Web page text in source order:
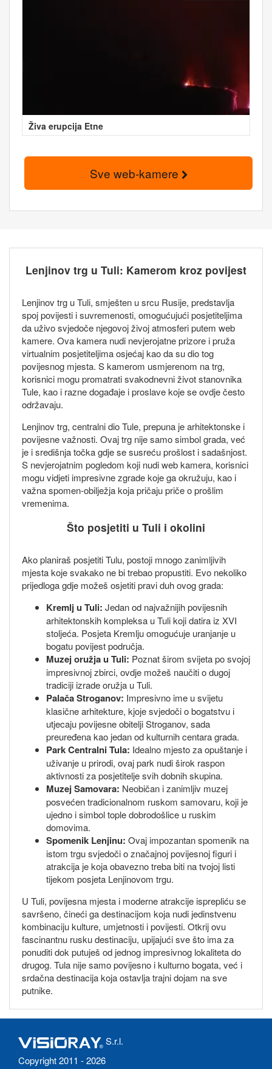
Živa erupcija Etne
Sve web-kamere
Lenjinov trg u Tuli: Kamerom kroz povijest
Lenjinov trg u Tuli, smješten u srcu Rusije, predstavlja
spoj povijesti i suvremenosti, omogućujući posjetiteljima
da uživo svjedoče njegovoj živoj atmosferi putem web
kamere. Ova kamera nudi nevjerojatne prizore i pruža
virtualnim posjetiteljima osjećaj kao da su dio tog
povijesnog mjesta. S kamerom usmjerenom na trg,
korisnici mogu promatrati svakodnevni život stanovnika
Tule, kao i razne događaje i proslave koje se ovdje često
održavaju.
Lenjinov trg, centralni dio Tule, prepuna je arhitektonske i
povijesne važnosti. Ovaj trg nije samo simbol grada, već
je i središnja točka gdje se susreću prošlost i sadašnjost.
S nevjerojatnim pogledom koji nudi web kamera, korisnici
mogu vidjeti impresivne zgrade koje ga okružuju, kao i
važna spomen-obilježja koja pričaju priče o prošlim
vremenima.
Što posjetiti u Tuli i okolini
Ako planiraš posjetiti Tulu, postoji mnogo zanimljivih
mjesta koje svakako ne bi trebao propustiti. Evo nekoliko
prijedloga gdje možeš osjetiti pravi duh ovog grada:
Kremlj u Tuli: Jedan od najvažnijih povijesnih
arhitektonskih kompleksa u Tuli koji datira iz XVI
stoljeća. Posjeta Kremlju omogućuje uranjanje u
bogatu povijest područja.
Muzej oružja u Tuli: Poznat širom svijeta po svojoj
impresivnoj zbirci, ovdje možeš naučiti o dugoj
tradiciji izrade oružja u Tuli.
Palača Stroganov: Impresivno ime u svijetu
klasične arhitekture, kjoje svjedoči o bogatstvu i
utjecaju povijesne obitelji Stroganov, sada
preuređena kao jedan od kulturnih centara grada.
Park Centralni Tula: Idealno mjesto za opuštanje i
uživanje u prirodi, ovaj park nudi širok raspon
aktivnosti za posjetitelje svih dobnih skupina.
Muzej Samovara: Neobičan i zanimljiv muzej
posvećen tradicionalnom ruskom samovaru, koji je
ujedno i simbol tople dobrodošlice u ruskim
domovima.
Spomenik Lenjinu: Ovaj impozantan spomenik na
istom trgu svjedoči o značajnoj povijesnoj figuri i
atrakcija je koja obavezno treba biti na tvojoj listi
tijekom posjeta Lenjinovom trgu.
U Tuli, povijesna mjesta i moderne atrakcije isprepliću se
savršeno, čineći ga destinacijom koja nudi jedinstvenu
kombinaciju kulture, umjetnosti i povijesti. Otkrij ovu
fascinantnu rusku destinaciju, upijajući sve što ima za
ponuditi dok putuješ od jednog impresivnog lokaliteta do
drugog. Tula nije samo povijesno i kulturno bogata, već i
srdačna destinacija koja ostavlja trajni dojam na sve
putnike.
S.r.l.
Copyright 2011 - 2026